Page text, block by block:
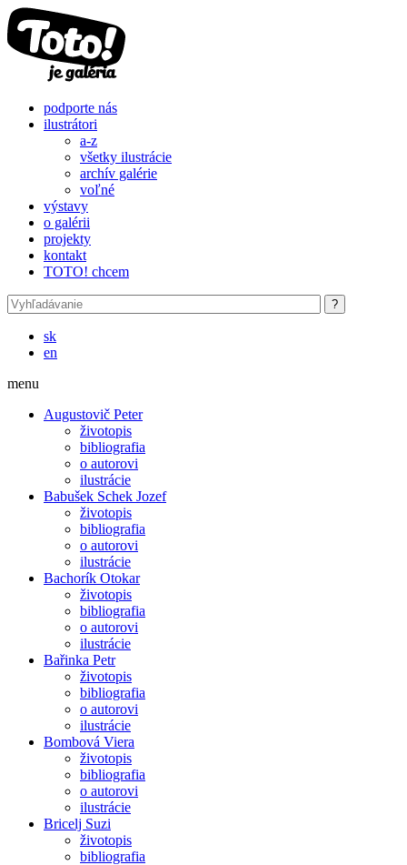
Skočiť na hlavný obsah
podporte nás
ilustrátori
a-z
všetky ilustrácie
archív galérie
voľné
výstavy
o galérii
projekty
kontakt
TOTO! chcem
sk
en
menu
Augustovič Peter
životopis
bibliografia
o autorovi
ilustrácie
Babušek Schek Jozef
životopis
bibliografia
o autorovi
ilustrácie
Bachorík Otokar
životopis
bibliografia
o autorovi
ilustrácie
Bařinka Petr
životopis
bibliografia
o autorovi
ilustrácie
Bombová Viera
životopis
bibliografia
o autorovi
ilustrácie
Bricelj Suzi
životopis
bibliografia